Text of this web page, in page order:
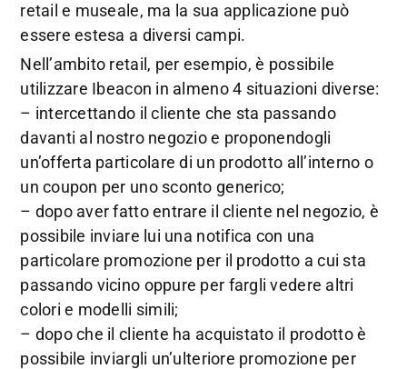
retail e museale, ma la sua applicazione può
essere estesa a diversi campi.
Nell’ambito retail, per esempio, è possibile
utilizzare Ibeacon in almeno 4 situazioni diverse:
– intercettando il cliente che sta passando
davanti al nostro negozio e proponendogli
un’offerta particolare di un prodotto all’interno o
un coupon per uno sconto generico;
– dopo aver fatto entrare il cliente nel negozio, è
possibile inviare lui una notifica con una
particolare promozione per il prodotto a cui sta
passando vicino oppure per fargli vedere altri
colori e modelli simili;
– dopo che il cliente ha acquistato il prodotto è
possibile inviargli un’ulteriore promozione per